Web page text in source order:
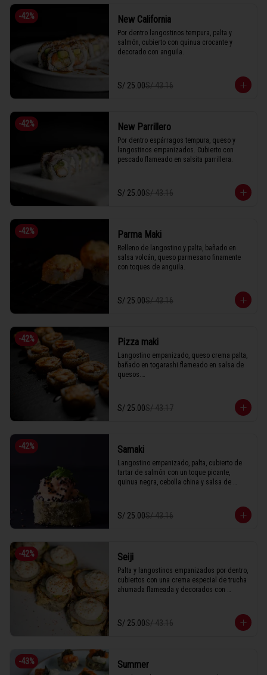
-42% New California
Por dentro langostinos tempura, palta y
salmón, cubierto con quinua crocante y
decorado con anguila.
S/ 25.00S/ 43.16
-42% New Parrillero
Por dentro espárragos tempura, queso y
langostinos empanizados. Cubierto con
pescado flameado en salsita parrillera.
S/ 25.00S/ 43.16
-42% Parma Maki
Relleno de langostino y palta, bañado en
salsa volcán, queso parmesano finamente
con toques de anguila.
S/ 25.00S/ 43.16
-42% Pizza maki
Langostino empanizado, queso crema palta,
bañado en togarashi flameado en salsa de
quesos.
1 Tabla (10 unidades)
S/ 25.00S/ 43.17
-42% Samaki
Langostino empanizado, palta, cubierto de
tartar de salmón con un toque picante,
quinua negra, cebolla china y salsa de
S/ 25.00S/ 43.16
-42% Seiji
Palta y langostinos empanizados por dentro,
cubiertos con una crema especial de trucha
ahumada flameada y decorados con
1 Tabla (10 unidades)
S/ 25.00S/ 43.16
-43% Summer